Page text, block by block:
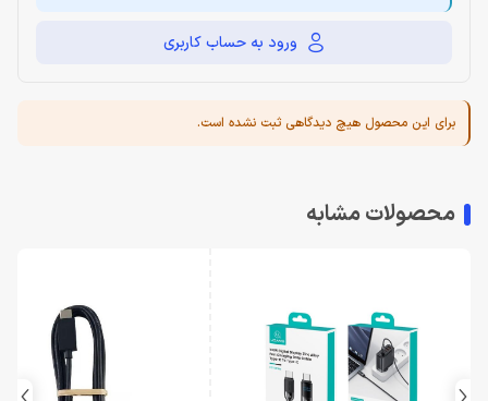
ورود به حساب کاربری
برای این محصول هیچ دیدگاهی ثبت نشده است.
محصولات مشابه